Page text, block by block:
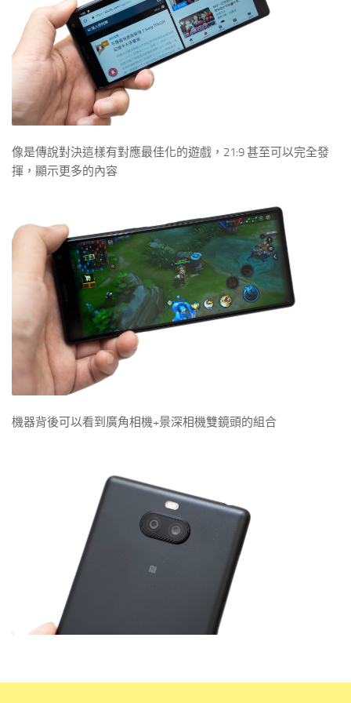
像是傳說對決這樣有對應最佳化的遊戲，21:9 甚至可以完全發
揮，顯示更多的內容
機器背後可以看到廣角相機+景深相機雙鏡頭的組合